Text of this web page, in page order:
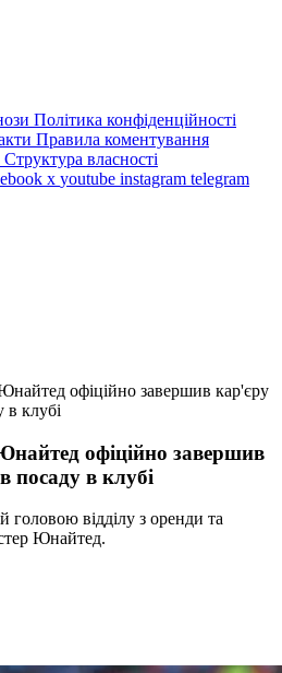
Політика конфіденційності
Правила коментування
Структура власності
x youtube instagram telegram
офіційно завершив кар'єру
в клубі
офіційно завершив
посаду в клубі
відділу з оренди та
Юнайтед.